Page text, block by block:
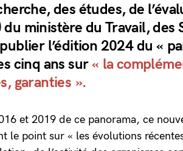
des études, de
du ministère du Travail, des
l’édition 2024 du «
cinq ans sur« la
garanties ».
et 2019 de ce panorama, ce
le point sur « les évolutions